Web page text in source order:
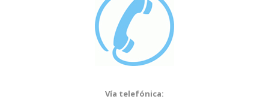
Vía telefónica: